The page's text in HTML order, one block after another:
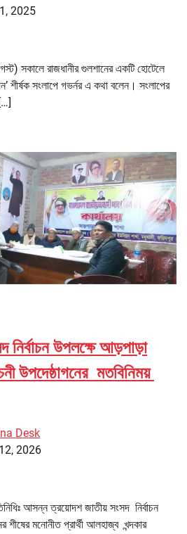
2025
সকালে রাজধানীর গুলশানের একটি হোটেলে
শীর্ষক সংলাপে গভর্নর এ কথা বলেন। সংলাপের
উপলক্ষে আড়পাড়া
উপদেষ্ঠাগনের মতবিনিময়
Desk
2026
আসন্ন ত্রয়োদশ জাতীয় সংসদ নির্বাচন
মনোনীত প্রার্থী আলহাজ্ব খন্দকার